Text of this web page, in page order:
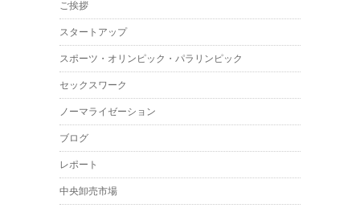
ご挨拶
スタートアップ
スポーツ・オリンピック・パラリンピック
セックスワーク
ノーマライゼーション
ブログ
レポート
中央卸売市場